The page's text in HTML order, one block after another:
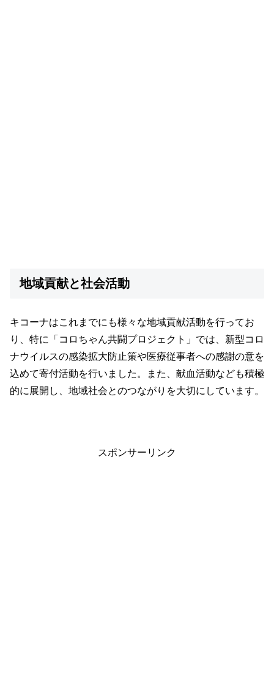
地域貢献と社会活動
キコーナはこれまでにも様々な地域貢献活動を行ってお
り、特に「コロちゃん共闘プロジェクト」では、新型コロ
ナウイルスの感染拡大防止策や医療従事者への感謝の意を
込めて寄付活動を行いました。また、献血活動なども積極
的に展開し、地域社会とのつながりを大切にしています。
スポンサーリンク